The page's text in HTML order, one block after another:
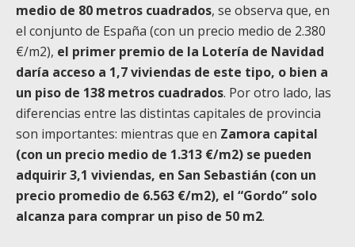
medio de 80 metros cuadrados, se observa que, en
el conjunto de España (con un precio medio de 2.380
€/m2), el primer premio de la Lotería de Navidad
daría acceso a 1,7 viviendas de este tipo, o bien a
un piso de 138 metros cuadrados. Por otro lado, las
diferencias entre las distintas capitales de provincia
son importantes: mientras que en Zamora capital
(con un precio medio de 1.313 €/m2) se pueden
adquirir 3,1 viviendas, en San Sebastián (con un
precio promedio de 6.563 €/m2), el “Gordo” solo
alcanza para comprar un piso de 50 m2.